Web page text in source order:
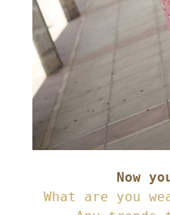
What are you